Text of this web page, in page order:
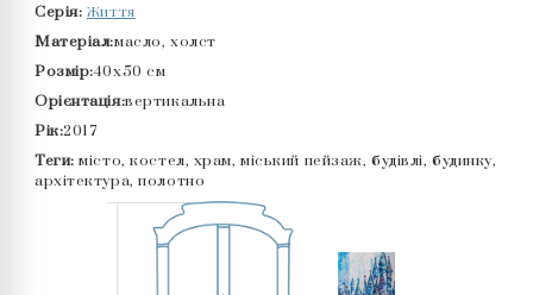
Серія: Життя
Матеріал:масло, холст
Розмір:40x50 см
Орієнтація:вертикальна
Рік:2017
Теги: місто, костел, храм, міський пейзаж, будівлі, будинку,
архітектура, полотно